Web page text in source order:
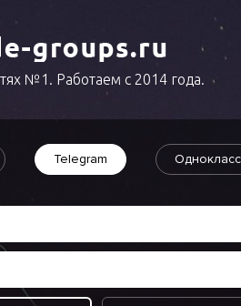
№1. Работаем с 2014 года.
Telegram